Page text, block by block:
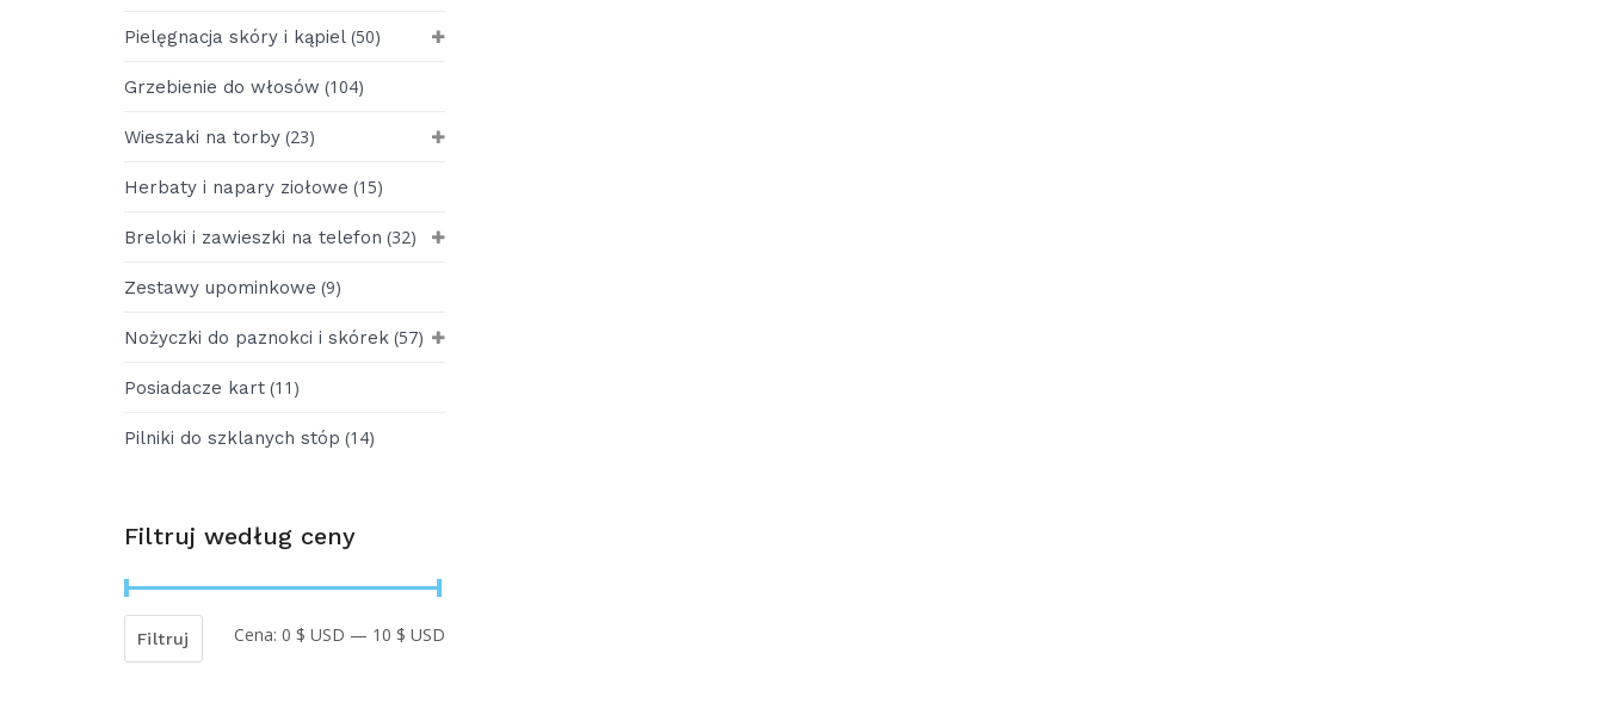
Pielęgnacja skóry i kąpiel (50)
Grzebienie do włosów (104)
Wieszaki na torby (23)
Herbaty i napary ziołowe (15)
Breloki i zawieszki na telefon (32)
Zestawy upominkowe (9)
Nożyczki do paznokci i skórek (57)
Posiadacze kart (11)
Pilniki do szklanych stóp (14)
Filtruj według ceny
Filtruj Cena: 0 $ USD — 10 $ USD